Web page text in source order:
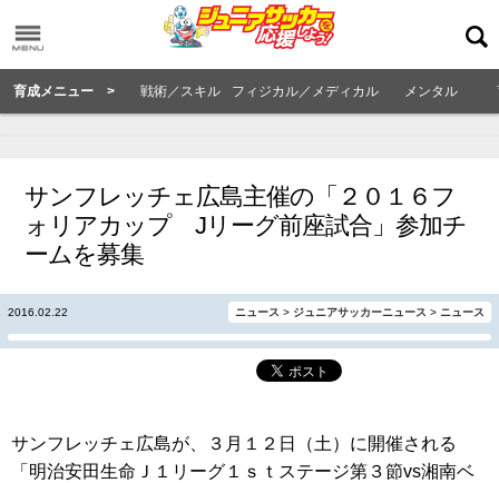
育成メニュー > 戦術／スキル フィジカル／メディカル メンタル
サンフレッチェ広島主催の「２０１６フ
ォリアカップ Jリーグ前座試合」参加チ
ームを募集
2016.02.22 ニュース > ジュニアサッカーニュース > ニュース
サンフレッチェ広島が、３月１２日（土）に開催される
「明治安田生命Ｊ１リーグ１ｓｔステージ第３節vs湘南ベ